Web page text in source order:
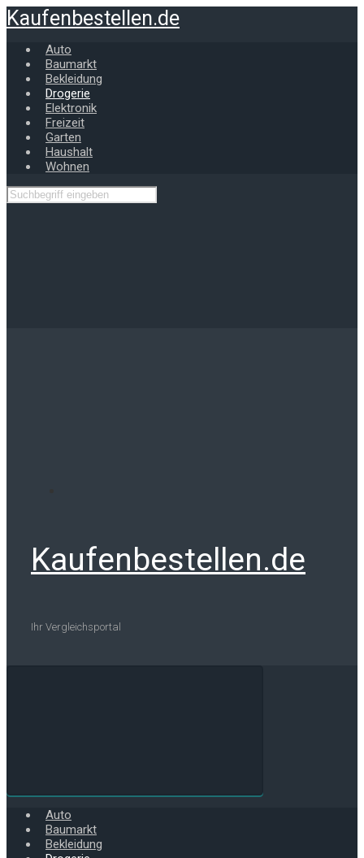
Zum
Hauptinhalt
springen
Kaufenbestellen.de
Auto
Baumarkt
Bekleidung
Drogerie
Elektronik
Freizeit
Garten
Haushalt
Wohnen
Kaufenbestellen.de
Ihr Vergleichsportal
Auto
Baumarkt
Bekleidung